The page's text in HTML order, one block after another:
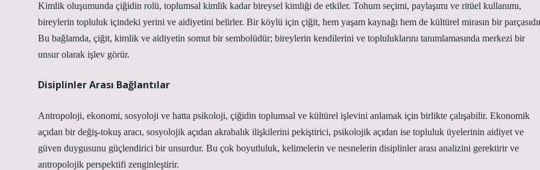
Kimlik oluşumunda çiğidin rolü, toplumsal kimlik kadar bireysel kimliği de etkiler. Tohum seçimi, paylaşımı ve ritüel kullanımı,
bireylerin topluluk içindeki yerini ve aidiyetini belirler. Bir köylü için çiğit, hem yaşam kaynağı hem de kültürel mirasın bir
Bu bağlamda, çiğit, kimlik ve aidiyetin somut bir sembolüdür; bireylerin kendilerini ve topluluklarını tanımlamasında merkezi bir
unsur olarak işlev görür.
Disiplinler Arası Bağlantılar
Antropoloji, ekonomi, sosyoloji ve hatta psikoloji, çiğidin toplumsal ve kültürel işlevini anlamak için birlikte çalışabilir. Ekonomik
açıdan bir değiş-tokuş aracı, sosyolojik açıdan akrabalık ilişkilerini pekiştirici, psikolojik açıdan ise topluluk üyelerinin aidiyet ve
güven duygusunu güçlendirici bir unsurdur. Bu çok boyutluluk, kelimelerin ve nesnelerin disiplinler arası analizini gerektirir ve
antropolojik perspektifi zenginleştirir.